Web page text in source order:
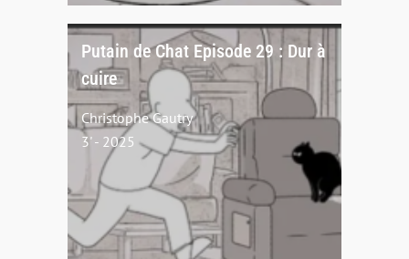
Putain de Chat Episode 29 : Dur à
cuire
Christophe Gautry
3' - 2025